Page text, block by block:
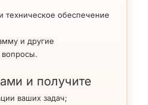
техническое обеспечение
и другие
и получите
ваших задач;